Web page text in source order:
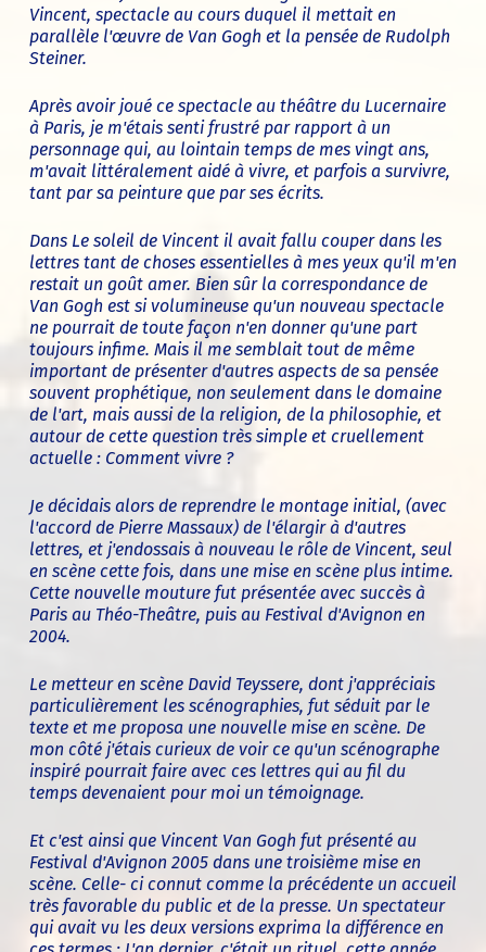
Vincent, spectacle au cours duquel il mettait en
parallèle l'œuvre de Van Gogh et la pensée de Rudolph
Steiner.
Après avoir joué ce spectacle au théâtre du Lucernaire
à Paris, je m'étais senti frustré par rapport à un
personnage qui, au lointain temps de mes vingt ans,
m'avait littéralement aidé à vivre, et parfois a survivre,
tant par sa peinture que par ses écrits.
Dans Le soleil de Vincent il avait fallu couper dans les
lettres tant de choses essentielles à mes yeux qu'il m'en
restait un goût amer. Bien sûr la correspondance de
Van Gogh est si volumineuse qu'un nouveau spectacle
ne pourrait de toute façon n'en donner qu'une part
toujours infime. Mais il me semblait tout de même
important de présenter d'autres aspects de sa pensée
souvent prophétique, non seulement dans le domaine
de l'art, mais aussi de la religion, de la philosophie, et
autour de cette question très simple et cruellement
actuelle : Comment vivre ?
Je décidais alors de reprendre le montage initial, (avec
l'accord de Pierre Massaux) de l'élargir à d'autres
lettres, et j'endossais à nouveau le rôle de Vincent, seul
en scène cette fois, dans une mise en scène plus intime.
Cette nouvelle mouture fut présentée avec succès à
Paris au Théo-Theâtre, puis au Festival d'Avignon en
2004.
Le metteur en scène David Teyssere, dont j'appréciais
particulièrement les scénographies, fut séduit par le
texte et me proposa une nouvelle mise en scène. De
mon côté j'étais curieux de voir ce qu'un scénographe
inspiré pourrait faire avec ces lettres qui au fil du
temps devenaient pour moi un témoignage.
Et c'est ainsi que Vincent Van Gogh fut présenté au
Festival d'Avignon 2005 dans une troisième mise en
scène. Celle- ci connut comme la précédente un accueil
très favorable du public et de la presse. Un spectateur
qui avait vu les deux versions exprima la différence en